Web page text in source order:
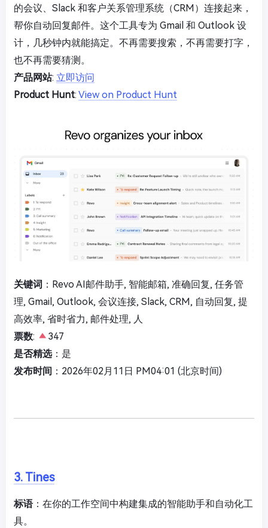
的会议、Slack 和客户关系管理系统（CRM）连接起来，
帮你自动回复邮件。这个工具专为 Gmail 和 Outlook 设
计，几秒钟内就能搞定。不再需要搜索，不再需要打字，
也不再需要猜测。
产品网站: 立即访问
Product Hunt: View on Product Hunt
关键词 ：Revo AI邮件助手, 智能邮箱, 准确回复, 任务管
理, Gmail, Outlook, 会议连接, Slack, CRM, 自动回复, 提
高效率, 省时省力, 邮件处理, 人
票数:
347
是否精选：是
发布时间 ：2026年02月11日 PM04:01 (北京时间)
3. Tines
标语：在你的工作空间中构建集成的智能助手和自动化工
具。